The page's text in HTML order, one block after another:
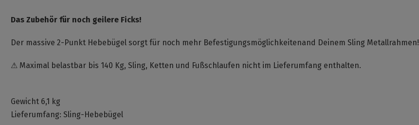
Das Zubehör für noch geilere Ficks!
Der massive 2-Punkt Hebebügel sorgt für noch mehr Befestigungsmöglichkeitenand Deinem Sling Metallrahmen!
⚠ Maximal belastbar bis 140 Kg, Sling, Ketten und Fußschlaufen nicht im Lieferumfang enthalten.
Gewicht 6,1 kg
Lieferumfang: Sling-Hebebügel